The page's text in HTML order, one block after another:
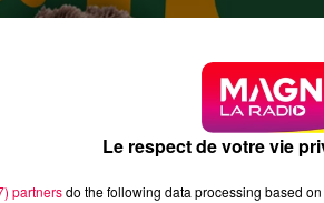
Le respect de votre vie
partnersdo the following data processing based